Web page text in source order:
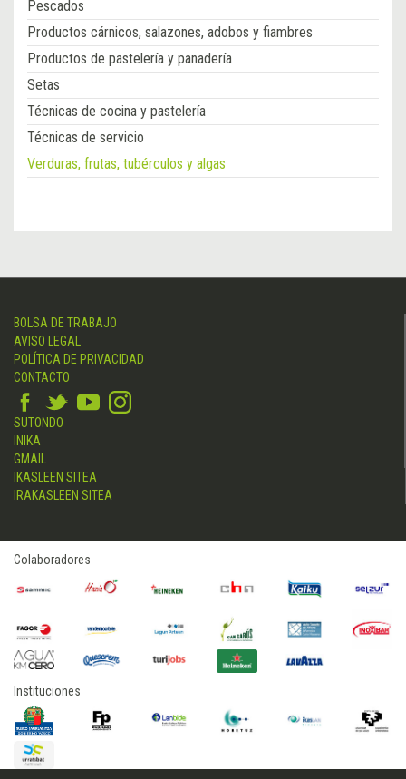
Pescados
Productos cárnicos, salazones, adobos y fiambres
Productos de pastelería y panadería
Setas
Técnicas de cocina y pastelería
Técnicas de servicio
Verduras, frutas, tubérculos y algas
BOLSA DE TRABAJO
AVISO LEGAL
POLÍTICA DE PRIVACIDAD
CONTACTO
SUTONDO
INIKA
GMAIL
IKASLEEN SITEA
IRAKASLEEN SITEA
Colaboradores
Instituciones